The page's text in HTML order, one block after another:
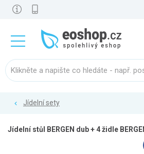
Jídelní sety
Jídelní stůl BERGEN dub + 4 židle